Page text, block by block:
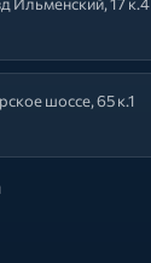
шоссе, 65 к.1